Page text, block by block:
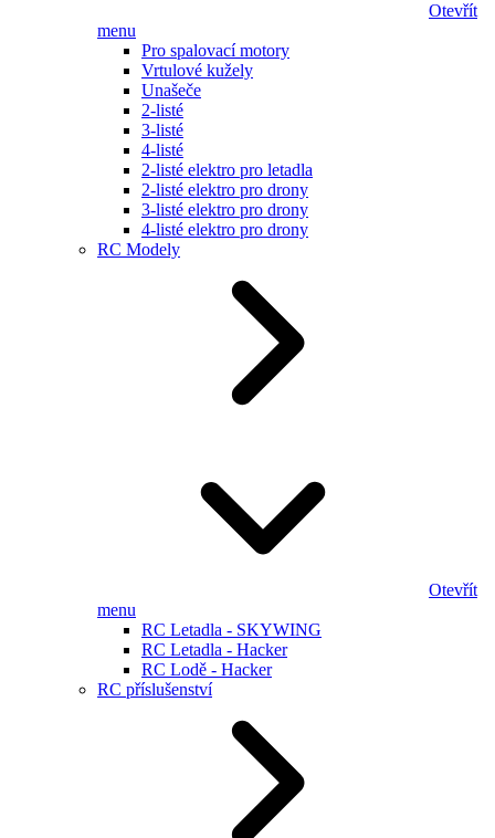
Otevřít
menu
Pro spalovací motory
Vrtulové kužely
Unašeče
2-listé
3-listé
4-listé
2-listé elektro pro letadla
2-listé elektro pro drony
3-listé elektro pro drony
4-listé elektro pro drony
RC Modely
Otevřít
menu
RC Letadla - SKYWING
RC Letadla - Hacker
RC Lodě - Hacker
RC příslušenství